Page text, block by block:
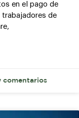
en el pago de
de
comentarios